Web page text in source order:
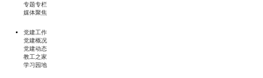
专题专栏
媒体聚焦
党建工作
党建概况
党建动态
教工之家
学习园地